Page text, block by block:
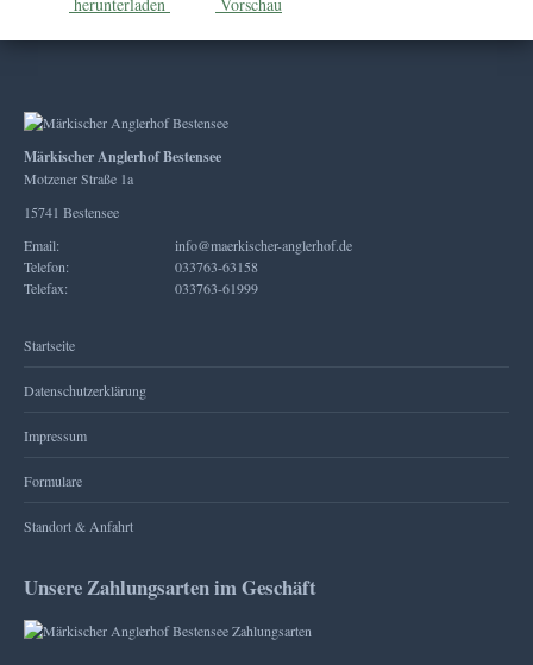
Märkischer Anglerhof Bestensee
Motzener Straße 1a
15741 Bestensee
Email:
info@maerkischer-anglerhof.de
Telefon:
033763-63158
Telefax:
033763-61999
Startseite
Datenschutzerklärung
Impressum
Formulare
Standort & Anfahrt
Unsere Zahlungsarten im Geschäft